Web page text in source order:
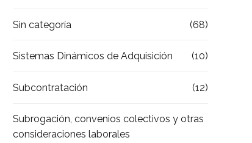
Sin categoría (68)
Sistemas Dinámicos de Adquisición (10)
Subcontratación (12)
Subrogación, convenios colectivos y otras
consideraciones laborales